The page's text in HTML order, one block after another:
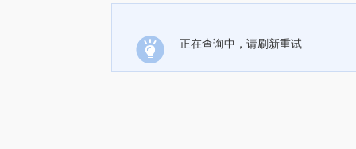
正在查询中，请刷新重试